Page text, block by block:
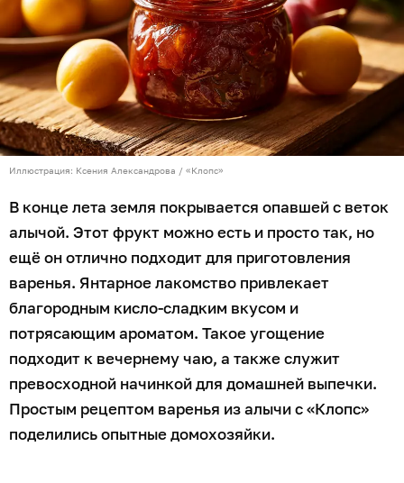
Иллюстрация: Ксения Александрова / «Клопс»
В конце лета земля покрывается опавшей с веток
алычой. Этот фрукт можно есть и просто так, но
ещё он отлично подходит для приготовления
варенья. Янтарное лакомство привлекает
благородным кисло-сладким вкусом и
потрясающим ароматом. Такое угощение
подходит к вечернему чаю, а также служит
превосходной начинкой для домашней выпечки.
Простым рецептом варенья из алычи с «Клопс»
поделились опытные домохозяйки.